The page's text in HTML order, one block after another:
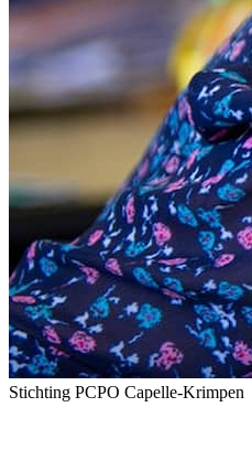
Stichting PCPO Capelle-Krimpen